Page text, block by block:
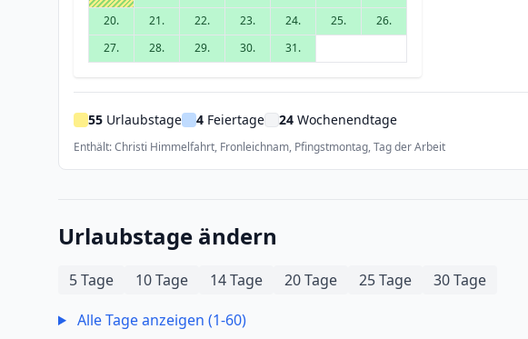
20.
21. 22. 23. 24. 25.
26.
27.
28. 29. 30. 31.
55 Urlaubstage 4 Feiertage 24 Wochenendtage
Enthält: Christi Himmelfahrt, Fronleichnam, Pfingstmontag, Tag der Arbeit
Urlaubstage ändern
5 Tage 10 Tage 14 Tage 20 Tage 25 Tage
30 Tage
Alle Tage anzeigen (1-60)